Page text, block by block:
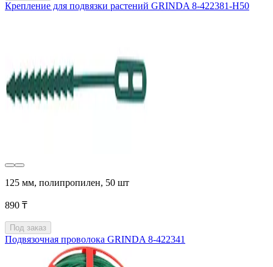
Крепление для подвязки растений GRINDA 8-422381-H50
125 мм, полипропилен, 50 шт
890 ₸
Под заказ
Подвязочная проволока GRINDA 8-422341